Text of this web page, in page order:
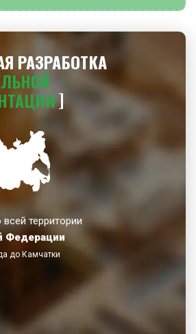
РАЗРАБОТКА
территории
Федерации
до Камчатки